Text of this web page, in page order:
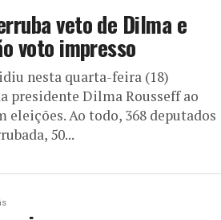
veto de Dilma e
voto impresso
nesta quarta-feira (18)
presidente Dilma Rousseff ao
eleições. Ao todo, 368 deputados
50...